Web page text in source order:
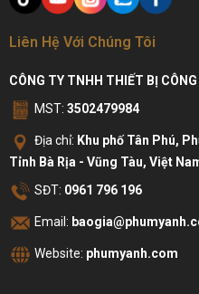
Liên Hệ Với Chúng Tôi
CÔNG TY TNHH THIẾT BỊ
MST: 3502479984
Địa chỉ: Khu phố Tân Phú,
Tỉnh Bà Rịa - Vũng Tàu, Việt
SĐT: 0961 796 196
Email:
Website: phumyanh.com